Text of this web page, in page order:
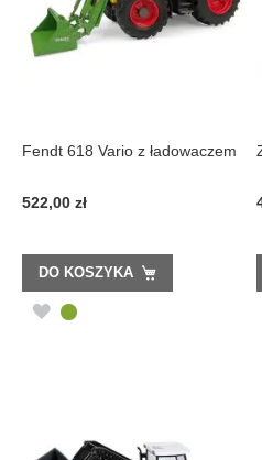
Fendt 618 Vario z ładowaczem
522,00 zł
DO KOSZYKA
DODAJ